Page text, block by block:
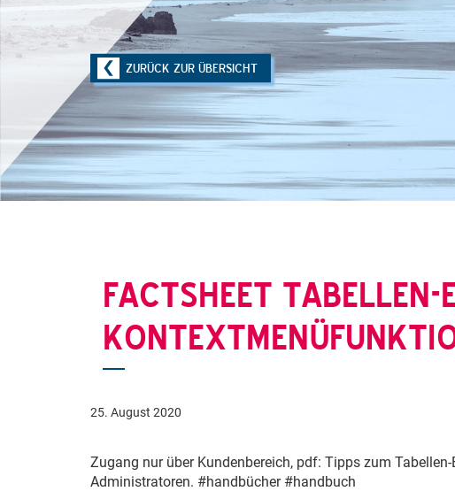
ZURÜCK ZUR ÜBERSICHT
FACTSHEET TABELLEN-
25. August 2020
Zugang nur über Kundenbereich, pdf: Tipps zum
Administratoren. #handbücher #handbuch